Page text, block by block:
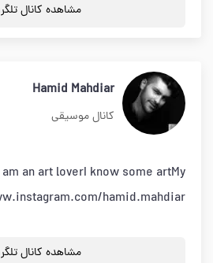
مشاهده کانال
Hamid Mahdiar
کانال موسیقی
am an art loverI know some artMy
hamid.mahdiar
مشاهده کانال